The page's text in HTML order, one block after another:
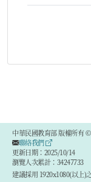
中華民國教育部 版權所有
聯絡我們
更新日期：2025/10/14
瀏覽人次累計：34247733
建議採用 1920x1080(以上)